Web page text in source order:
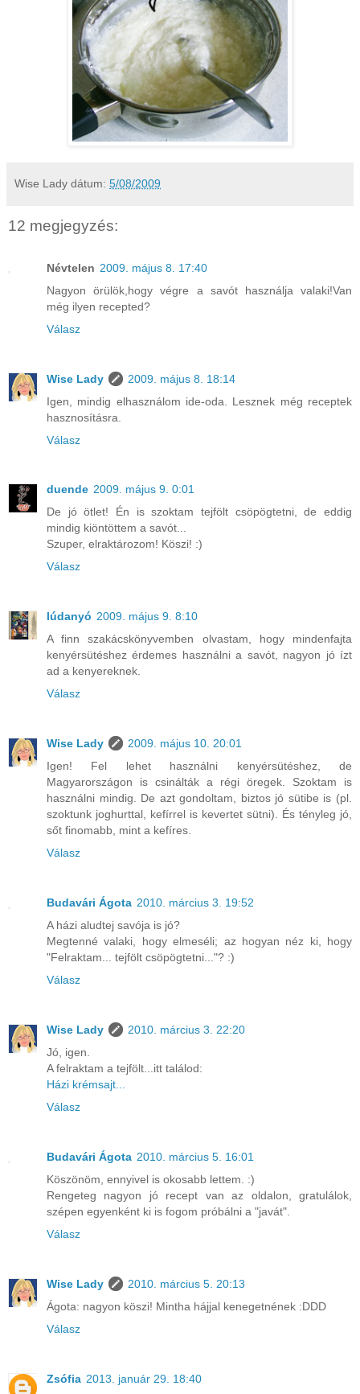
Wise Lady dátum: 5/08/2009
12 megjegyzés:
Névtelen 2009. május 8. 17:40
Nagyon örülök,hogy végre a savót használja valaki!Van
még ilyen recepted?
Válasz
Wise Lady
2009. május 8. 18:14
Igen, mindig elhasználom ide-oda. Lesznek még receptek
hasznosításra.
Válasz
duende 2009. május 9. 0:01
De jó ötlet! Én is szoktam tejfölt csöpögtetni, de eddig
mindig kiöntöttem a savót...
Szuper, elraktározom! Köszi! :)
Válasz
lúdanyó 2009. május 9. 8:10
A finn szakácskönyvemben olvastam, hogy mindenfajta
kenyérsütéshez érdemes használni a savót, nagyon jó ízt
ad a kenyereknek.
Válasz
Wise Lady
2009. május 10. 20:01
Igen! Fel lehet használni kenyérsütéshez, de
Magyarországon is csinálták a régi öregek. Szoktam is
használni mindig. De azt gondoltam, biztos jó sütibe is (pl.
szoktunk joghurttal, kefírrel is kevertet sütni). És tényleg jó,
sőt finomabb, mint a kefíres.
Válasz
Budavári Ágota 2010. március 3. 19:52
A házi aludtej savója is jó?
Megtenné valaki, hogy elmeséli; az hogyan néz ki, hogy
"Felraktam... tejfölt csöpögtetni..."? :)
Válasz
Wise Lady
2010. március 3. 22:20
Jó, igen.
A felraktam a tejfölt...itt találod:
Házi krémsajt...
Válasz
Budavári Ágota 2010. március 5. 16:01
Köszönöm, ennyivel is okosabb lettem. :)
Rengeteg nagyon jó recept van az oldalon, gratulálok,
szépen egyenként ki is fogom próbálni a "javát".
Válasz
Wise Lady
2010. március 5. 20:13
Ágota: nagyon köszi! Mintha hájjal kenegetnének :DDD
Válasz
Zsófia 2013. január 29. 18:40